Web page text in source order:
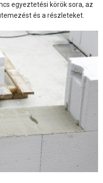
egyeztetési körök sora, az
és a részleteket.